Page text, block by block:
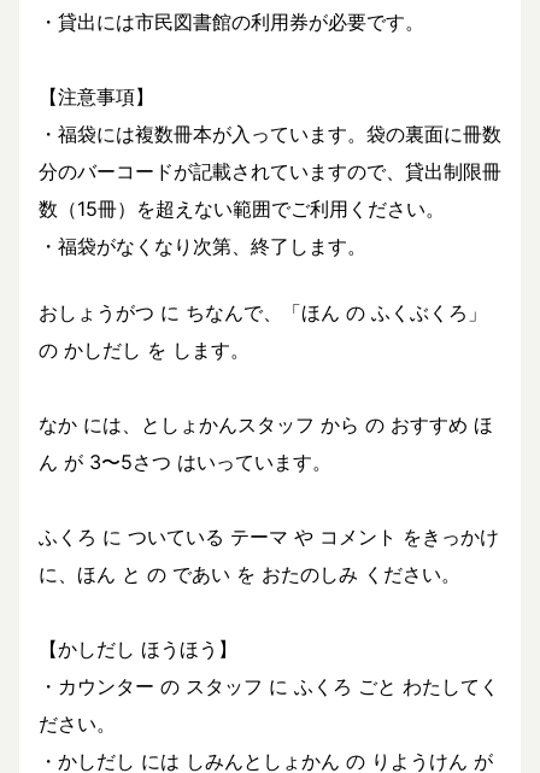
・貸出には市民図書館の利用券が必要です。
【注意事項】
・福袋には複数冊本が入っています。袋の裏面に冊数
分のバーコードが記載されていますので、貸出制限冊
数（15冊）を超えない範囲でご利用ください。
・福袋がなくなり次第、終了します。
おしょうがつ に ちなんで、「ほん の ふくぶくろ」
の かしだし を します。
なか には、としょかんスタッフ から の おすすめ ほ
ん が 3〜5さつ はいっています。
ふくろ に ついている テーマ や コメント をきっかけ
に、ほん と の であい を おたのしみ ください。
【かしだし ほうほう】
・カウンター の スタッフ に ふくろ ごと わたしてく
ださい。
・かしだし には しみんとしょかん の りようけん が